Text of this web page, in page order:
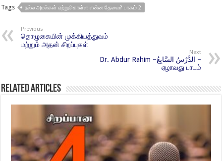
Tags நல்ல அமல்கள் ஏற்றுகொள்ள என்ன தேவை? பாகம் 2
Previous
தொழுகையின் முக்கியத்துவம்
மற்றும் அதன் சிறப்புகள்
Next
Dr. Abdur Rahim –الدَّرْسُ السَّابِعُ –
ஏழாவது பாடம்
Related Articles